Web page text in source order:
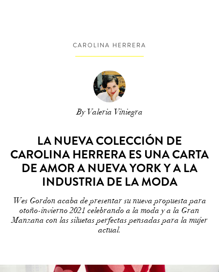
CAROLINA HERRERA
By Valeria Viniegra
LA NUEVA COLECCIÓN DE
CAROLINA HERRERA ES UNA CARTA
DE AMOR A NUEVA YORK Y A LA
INDUSTRIA DE LA MODA
Wes Gordon acaba de presentar su nueva propuesta para
otoño-invierno 2021 celebrando a la moda y a la Gran
Manzana con las siluetas perfectas pensadas para la mujer
actual.